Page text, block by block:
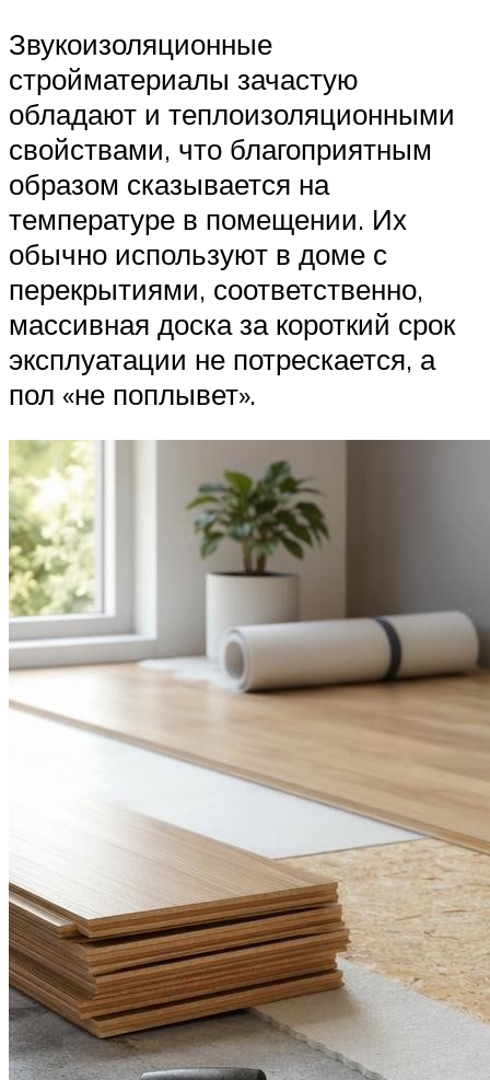
Звукоизоляционные
стройматериалы зачастую
обладают и теплоизоляционными
свойствами, что благоприятным
образом сказывается на
температуре в помещении. Их
обычно используют в доме с
перекрытиями, соответственно,
массивная доска за короткий срок
эксплуатации не потрескается, а
пол «не поплывет».